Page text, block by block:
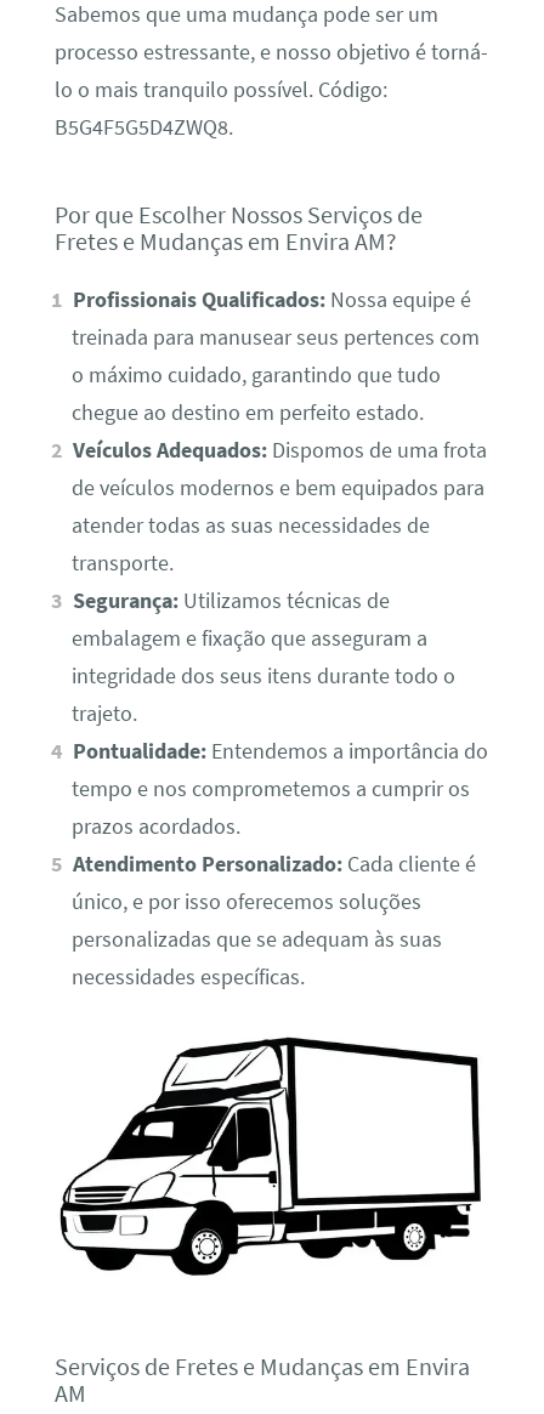
Sabemos que uma mudança pode ser um
processo estressante, e nosso objetivo é torná-
lo o mais tranquilo possível. Código:
B5G4F5G5D4ZWQ8.
Por que Escolher Nossos Serviços de
Fretes e Mudanças em Envira AM?
Profissionais Qualificados: Nossa equipe é
treinada para manusear seus pertences com
o máximo cuidado, garantindo que tudo
chegue ao destino em perfeito estado.
Veículos Adequados: Dispomos de uma frota
de veículos modernos e bem equipados para
atender todas as suas necessidades de
transporte.
Segurança: Utilizamos técnicas de
embalagem e fixação que asseguram a
integridade dos seus itens durante todo o
trajeto.
Pontualidade: Entendemos a importância do
tempo e nos comprometemos a cumprir os
prazos acordados.
Atendimento Personalizado: Cada cliente é
único, e por isso oferecemos soluções
personalizadas que se adequam às suas
necessidades específicas.
Serviços de Fretes e Mudanças em Envira
AM